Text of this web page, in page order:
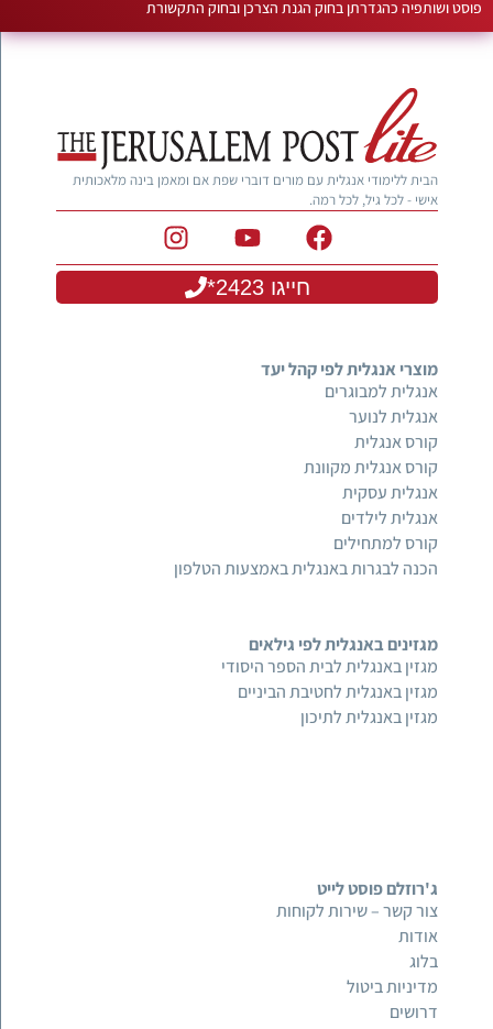
פוסט ושותפיה כהגדרתן בחוק הגנת הצרכן ובחוק התקשורת
הבית ללימודי אנגלית עם מורים דוברי שפת אם ומאמן בינה מלאכותית
אישי - לכל גיל, לכל רמה.
חייגו 2423*
מוצרי אנגלית לפי קהל יעד
אנגלית למבוגרים
אנגלית לנוער
קורס אנגלית
קורס אנגלית מקוונת
אנגלית עסקית
אנגלית לילדים
קורס למתחילים
הכנה לבגרות באנגלית באמצעות הטלפון
מגזינים באנגלית לפי גילאים
מגזין באנגלית לבית הספר היסודי
מגזין באנגלית לחטיבת הביניים
מגזין באנגלית לתיכון
ג'רוזלם פוסט לייט
צור קשר – שירות לקוחות
אודות
בלוג
מדיניות ביטול
דרושים